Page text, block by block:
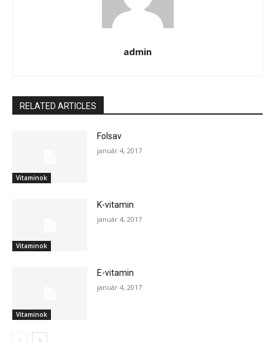
admin
RELATED ARTICLES
Vitaminok
Folsav
január 4, 2017
Vitaminok
K-vitamin
január 4, 2017
Vitaminok
E-vitamin
január 4, 2017